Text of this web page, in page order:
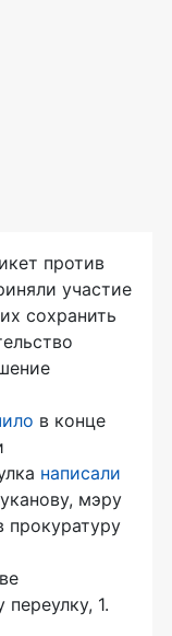
против
участие
сохранить
в конце
написали
мэру
прокуратуру
1.